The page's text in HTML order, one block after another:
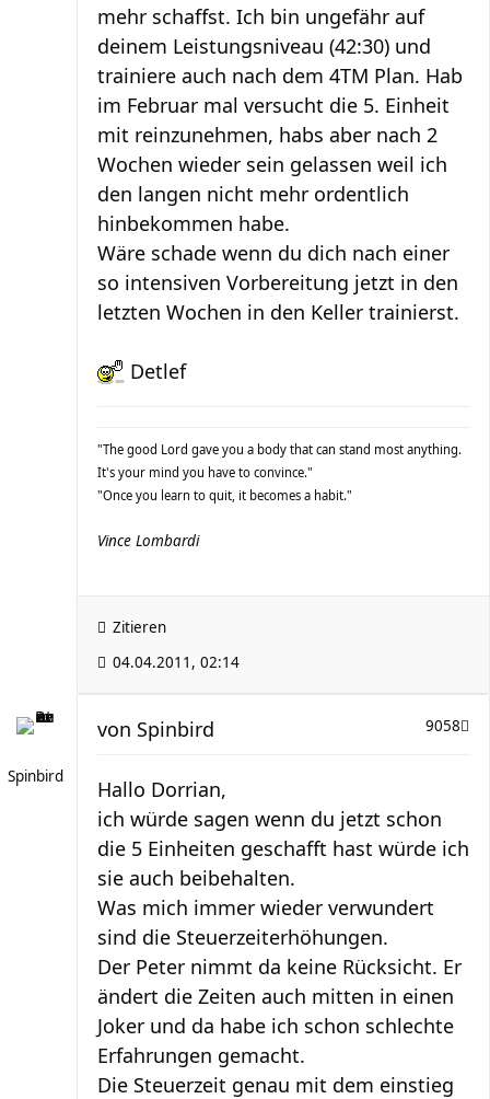
mehr schaffst. Ich bin ungefähr auf
deinem Leistungsniveau (42:30) und
trainiere auch nach dem 4TM Plan. Hab
im Februar mal versucht die 5. Einheit
mit reinzunehmen, habs aber nach 2
Wochen wieder sein gelassen weil ich
den langen nicht mehr ordentlich
hinbekommen habe.
Wäre schade wenn du dich nach einer
so intensiven Vorbereitung jetzt in den
letzten Wochen in den Keller trainierst.
Detlef
"The good Lord gave you a body that can stand most anything.
It's your mind you have to convince."
"Once you learn to quit, it becomes a habit."
Vince Lombardi
Zitieren
04.04.2011, 02:14
Spinbird
9058
von Spinbird
Hallo Dorrian,
ich würde sagen wenn du jetzt schon
die 5 Einheiten geschafft hast würde ich
sie auch beibehalten.
Was mich immer wieder verwundert
sind die Steuerzeiterhöhungen.
Der Peter nimmt da keine Rücksicht. Er
ändert die Zeiten auch mitten in einen
Joker und da habe ich schon schlechte
Erfahrungen gemacht.
Die Steuerzeit genau mit dem einstieg